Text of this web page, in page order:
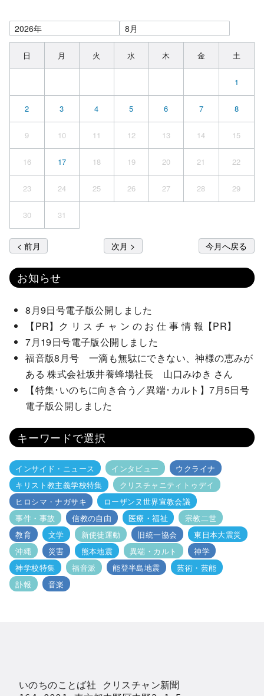
日 月 火 水 木 金 土
1
2 3 4 5 6 7 8
9 10 11 12 13 14 15
16 17 18 19 20 21 22
23 24 25 26 27 28 29
30 31
< 前月 次月 > 今月へ戻る
お知らせ
8月9日号電子版公開しました
【PR】ク リ ス チ ャ ン の お 仕 事 情 報【PR】
7月19日号電子版公開しました
福音版8月号 一滴も無駄にできない、神様の恵みが
ある 株式会社坂井養蜂場社長 山口みゆき さん
【特集･いのちに向き合う／異端･カルト】7月5日号
電子版公開しました
キーワードで選択
インサイド・ニュース インタビュー
ウクライナ
キリスト教主義学校特集
クリスチャニティトゥデイ
ヒロシマ・ナガサキ
ローザンヌ世界宣教会議
事件・事故
信教の自由 医療・福祉
宗教二世
教育
文学 新使徒運動 旧統一協会
東日本大震災
沖縄
災害 熊本地震 異端・カルト
神学
神学校特集
福音派 能登半島地震
芸術・芸能
訃報
音楽
いのちのことば社 クリスチャン新聞